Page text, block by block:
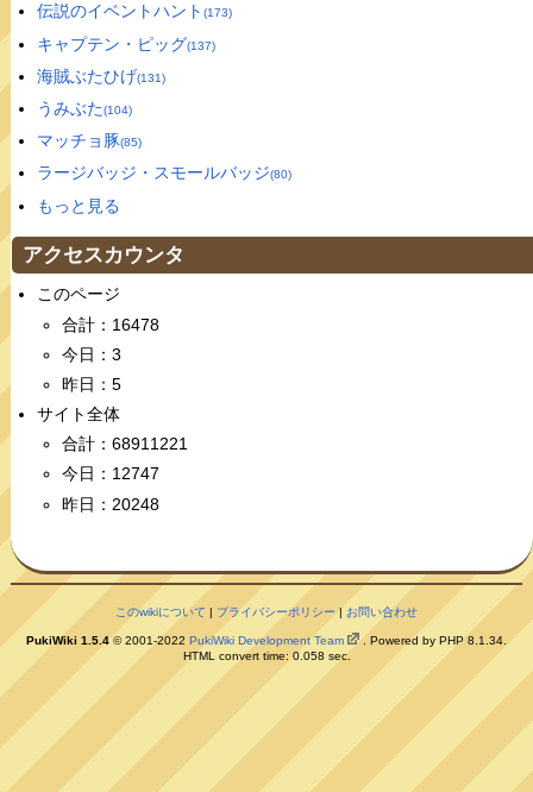
伝説のイベントハント (173)
キャプテン・ピッグ(137)
海賊ぶたひげ(131)
うみぶた(104)
マッチョ豚(85)
ラージバッジ・スモールバッジ(80)
もっと見る
アクセスカウンタ
このページ
合計：16478
今日：3
昨日：5
サイト全体
合計：68911221
今日：12747
昨日：20248
このwikiについて | プライバシーポリシー| お問い合わせ
PukiWiki 1.5.4© 2001-2022 PukiWiki Development Team
. Powered by PHP 8.1.34.
HTML convert time: 0.058 sec.